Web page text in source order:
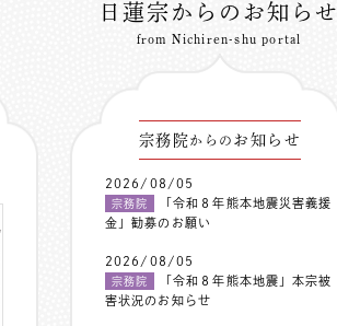
日蓮宗からのお知らせ
from Nichiren-shu portal
宗務院からの お知らせ
2026/08/05
宗務院
「令和８年熊本地震災害義援
金」勧募のお願い
2026/08/05
宗務院
「令和８年熊本地震」本宗被
害状況のお知らせ